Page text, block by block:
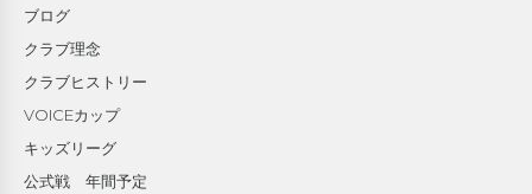
ブログ
クラブ理念
クラブヒストリー
VOICEカップ
キッズリーグ
公式戦 年間予定